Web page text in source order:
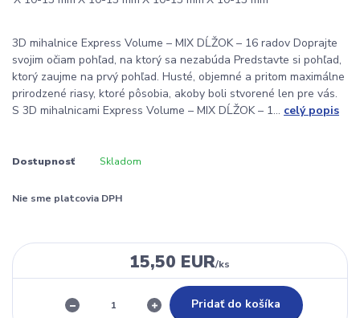
3D mihalnice Express Volume – MIX DĹŽOK – 16 radov Doprajte
svojim očiam pohľad, na ktorý sa nezabúda Predstavte si pohľad,
ktorý zaujme na prvý pohľad. Husté, objemné a pritom maximálne
prirodzené riasy, ktoré pôsobia, akoby boli stvorené len pre vás.
S 3D mihalnicami Express Volume – MIX DĹŽOK – 1... celý popis
Dostupnosť Skladom
Nie sme platcovia DPH
15,50 EUR/ks
Pridať do košíka